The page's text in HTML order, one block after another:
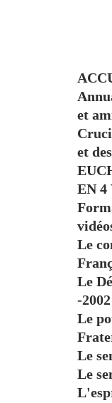
et
et
EN 4
Le
Le
-2002
Le
Le
Le